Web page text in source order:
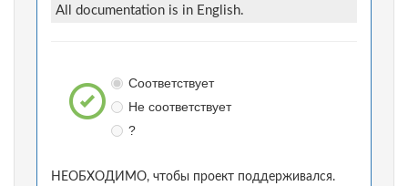
All documentation is in English.
Соответствует
Не соответствует
?
НЕОБХОДИМО, чтобы проект поддерживался.